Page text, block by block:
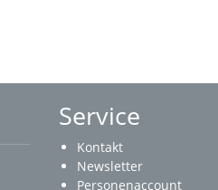
Service
Kontakt
Newsletter
Personenaccount